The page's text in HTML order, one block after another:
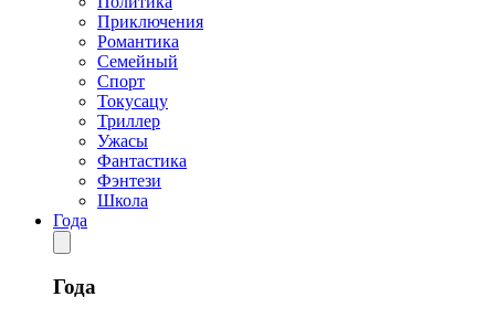
Приключения
Романтика
Семейный
Спорт
Токусацу
Триллер
Ужасы
Фантастика
Фэнтези
Школа
Года
Года